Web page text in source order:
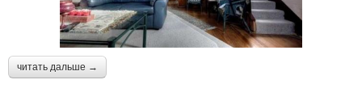
читать дальше →